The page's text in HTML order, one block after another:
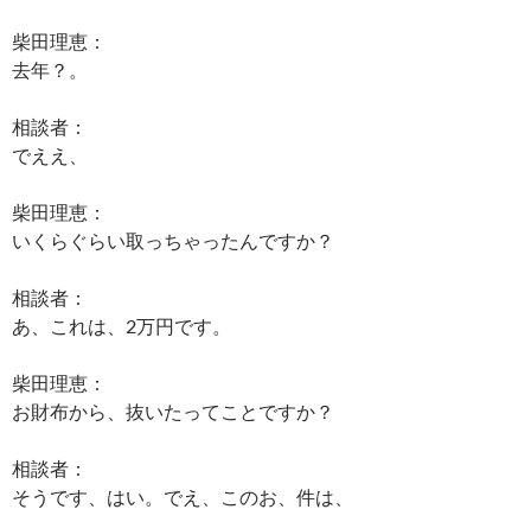
柴田理恵：
去年？。
相談者：
でええ、
柴田理恵：
いくらぐらい取っちゃったんですか？
相談者：
あ、これは、2万円です。
柴田理恵：
お財布から、抜いたってことですか？
相談者：
そうです、はい。でえ、このお、件は、